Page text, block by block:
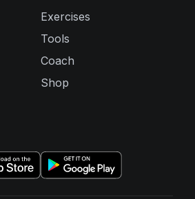
Exercises
Tools
Coach
Shop